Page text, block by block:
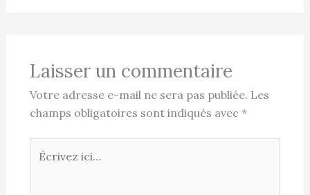
Laisser un commentaire
Votre adresse e-mail ne sera pas publiée. Les
champs obligatoires sont indiqués avec *
Écrivez
ici…